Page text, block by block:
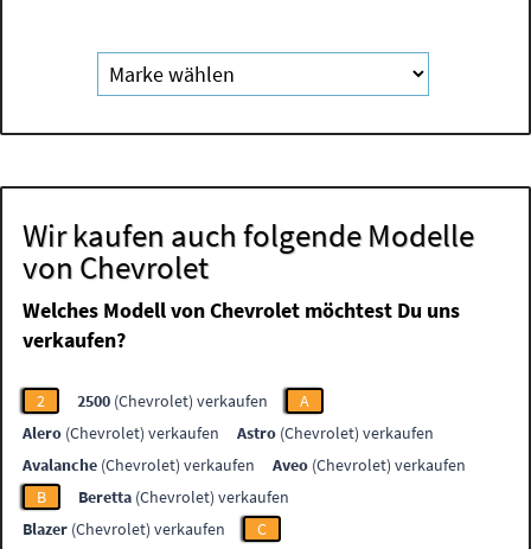
Wir kaufen auch folgende Modelle
von Chevrolet
Welches Modell von Chevrolet möchtest Du uns
verkaufen?
2 2500 (Chevrolet) verkaufen
A
Alero (Chevrolet) verkaufen Astro (Chevrolet) verkaufen
Avalanche (Chevrolet) verkaufen Aveo (Chevrolet) verkaufen
B
Beretta (Chevrolet) verkaufen
Blazer (Chevrolet) verkaufen
C